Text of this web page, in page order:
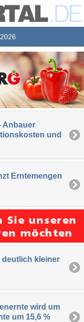
Anbauer
und
Erntemengen
deutlich kleiner
wird um
um 15,6 %